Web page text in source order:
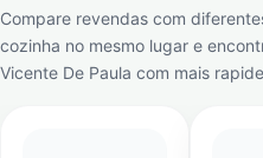
Compare revendas com
cozinha no mesmo lugar e
Vicente De Paula com mais